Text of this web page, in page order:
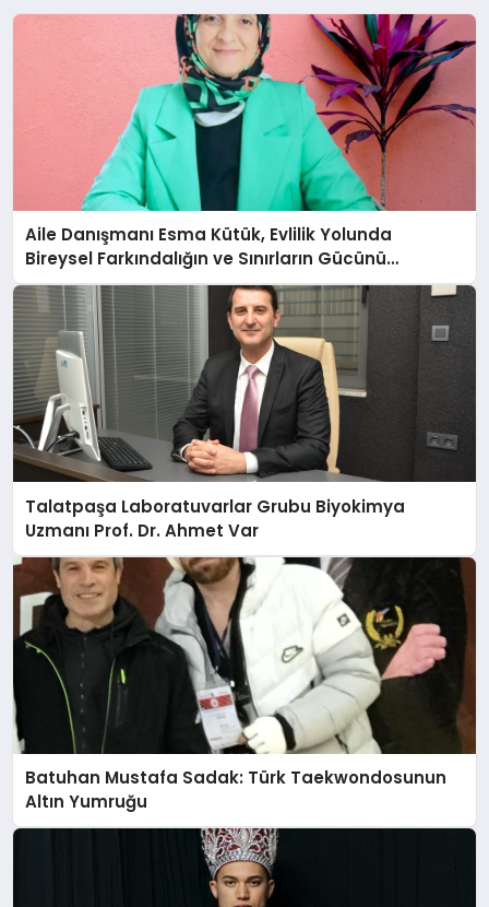
Aile Danışmanı Esma Kütük, Evlilik Yolunda
Bireysel Farkındalığın ve Sınırların Gücünü
Anlatıyor
Talatpaşa Laboratuvarlar Grubu Biyokimya
Uzmanı Prof. Dr. Ahmet Var
Batuhan Mustafa Sadak: Türk Taekwondosunun
Altın Yumruğu